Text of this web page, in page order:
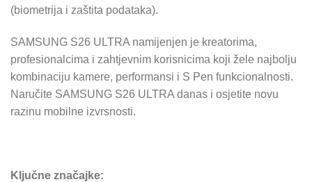
(biometrija i zaštita podataka).
SAMSUNG S26 ULTRA namijenjen je kreatorima,
profesionalcima i zahtjevnim korisnicima koji žele najbolju
kombinaciju kamere, performansi i S Pen funkcionalnosti.
Naručite SAMSUNG S26 ULTRA danas i osjetite novu
razinu mobilne izvrsnosti.
Ključne značajke: